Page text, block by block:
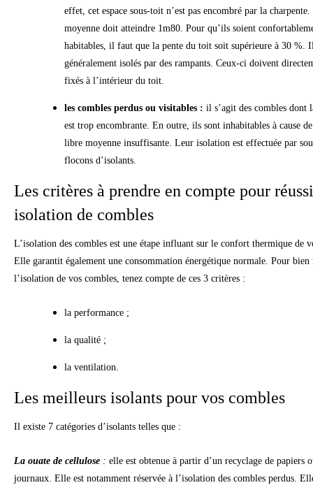
effet, cet espace sous-toit n’est pas encombré par la
moyenne doit atteindre 1m80. Pour qu’ils soient
habitables, il faut que la pente du toit soit supérieure à 30 %.
généralement isolés par des rampants. Ceux-ci doivent
fixés à l’intérieur du toit.
les combles perdus ou visitables : il s’agit des combles dont
est trop encombrante. En outre, ils sont inhabitables à cause
libre moyenne insuffisante. Leur isolation est effectuée par
flocons d’isolants.
Les critères à prendre en compte pour
isolation de combles
L’isolation des combles est une étape influant sur le confort thermique de
Elle garantit également une consommation énergétique normale. Pour bien
l’isolation de vos combles, tenez compte de ces 3 critères :
la performance ;
la qualité ;
la ventilation.
Les meilleurs isolants pour vos combles
Il existe 7 catégories d’isolants telles que :
La ouate de cellulose : elle est obtenue à partir d’un recyclage de papiers
journaux. Elle est notamment réservée à l’isolation des combles perdus.